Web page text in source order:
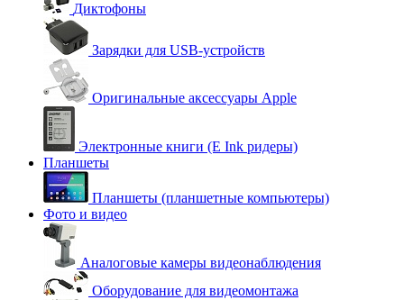
Диктофоны
Зарядки для USB-устройств
Оригинальные аксессуары Apple
Электронные книги (E Ink ридеры)
Планшеты
Планшеты (планшетные компьютеры)
Фото и видео
Аналоговые камеры видеонаблюдения
Оборудование для видеомонтажа